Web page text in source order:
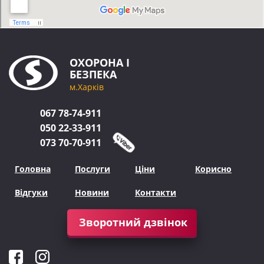
ОХОРОНА І
БЕЗПЕКА
м.Харків
06778-74-911
05022-33-911
07370-70-911
Головна Послуги Ціни Корисно
Відгуки Новини Контакти
Зворотний дзвінок